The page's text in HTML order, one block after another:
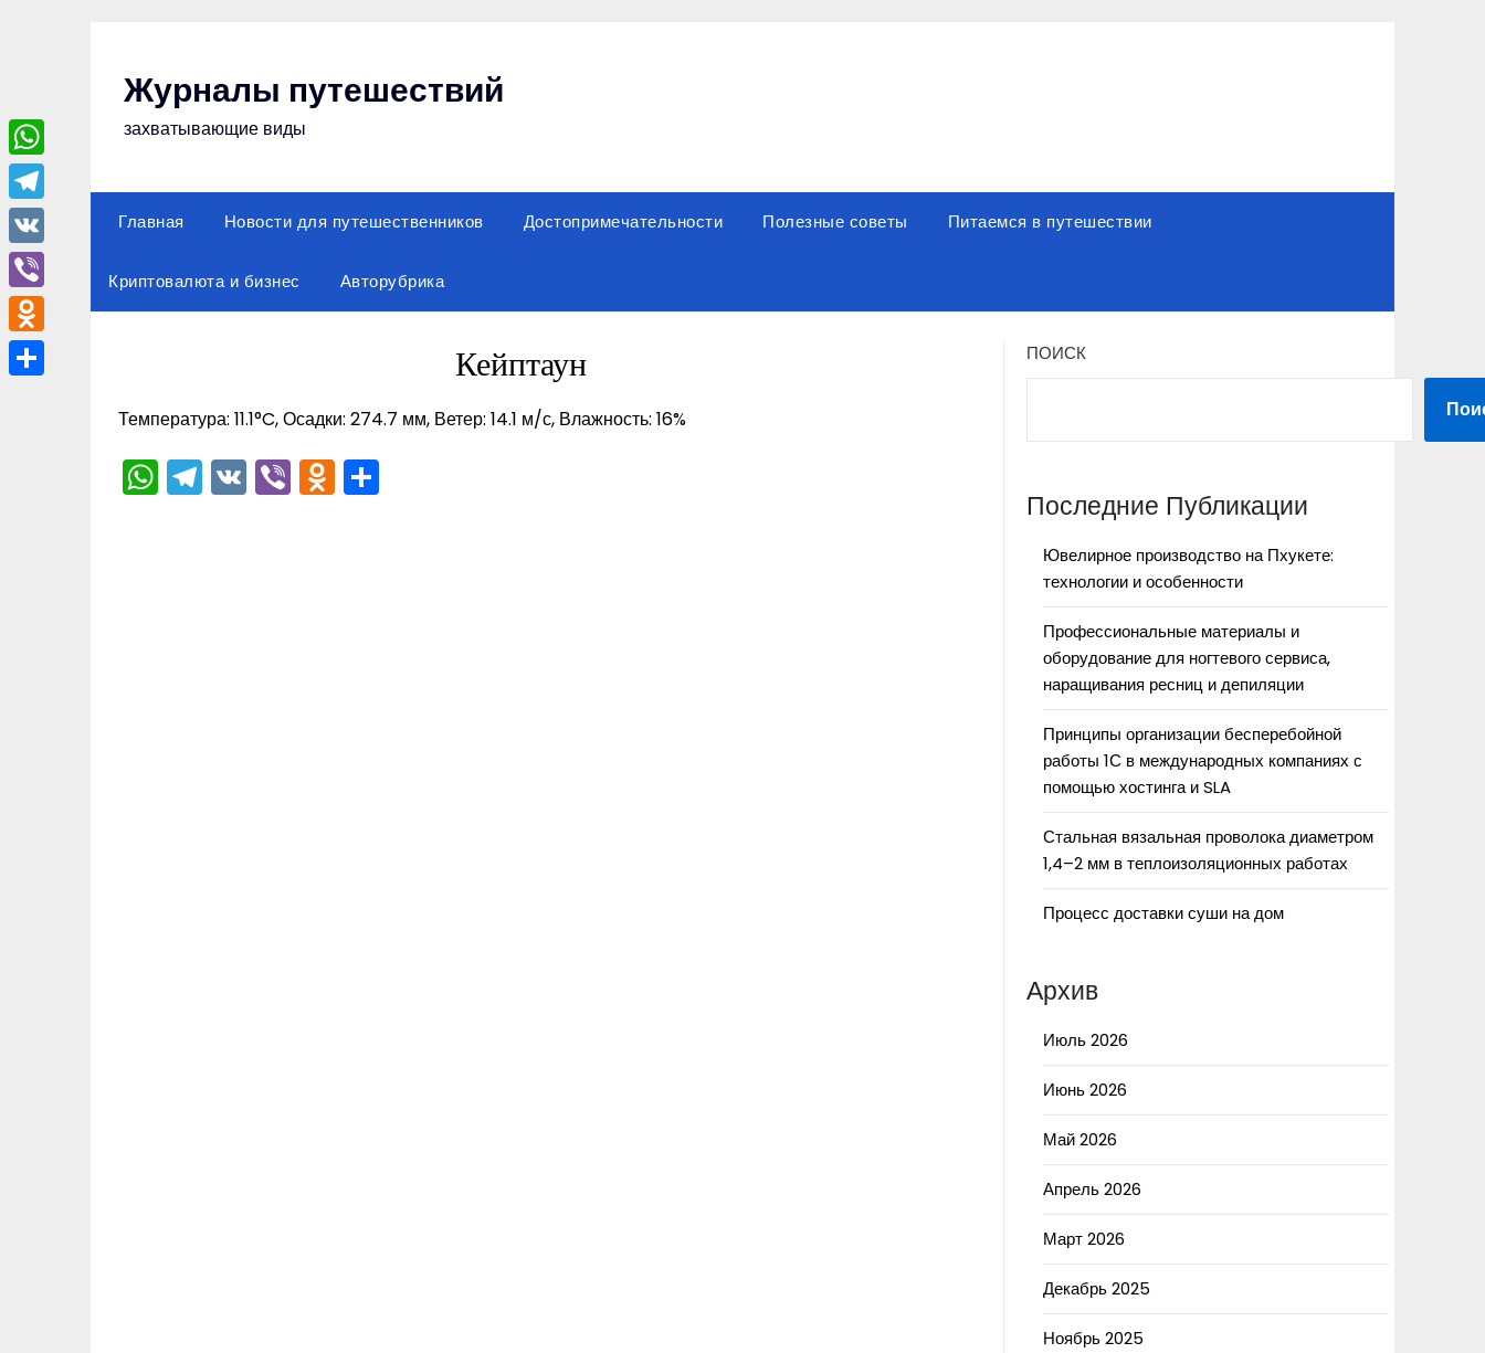
Журналы путешествий
захватывающие виды
Главная Новости для путешественников Достопримечательности Полезные советы Питаемся в путешествии
Криптовалюта и бизнес Авторубрика
Кейптаун
Температура: 11.1°C, Осадки: 274.7 мм, Ветер: 14.1 м/с, Влажность: 16%
WhatsApp
Telegram
VKViberOdnoklassniki
ПОИСК
Последние Публикации
Ювелирное производство на Пхукете:
технологии и особенности
Профессиональные материалы и
оборудование для ногтевого сервиса,
наращивания ресниц и депиляции
Принципы организации бесперебойной
работы 1С в международных компаниях с
помощью хостинга и SLA
Стальная вязальная проволока диаметром
1,4–2 мм в теплоизоляционных работах
Процесс доставки суши на дом
Архив
Июль 2026
Июнь 2026
Май 2026
Апрель 2026
Март 2026
Декабрь 2025
Ноябрь 2025
WhatsApp
Telegram
VK
Viber
Odnoklassniki